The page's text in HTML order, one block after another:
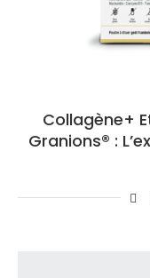
Collagène+
Granions® :